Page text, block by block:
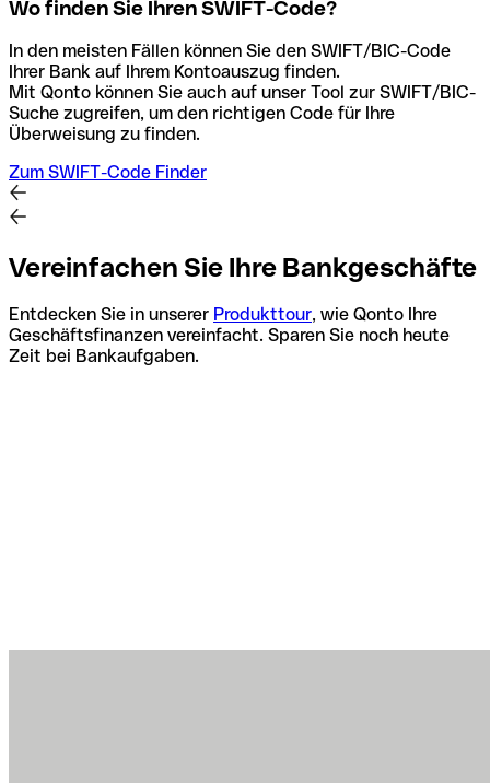
Wo finden Sie Ihren SWIFT-Code?
In den meisten Fällen können Sie den SWIFT/BIC-Code
Ihrer Bank auf Ihrem Kontoauszug finden.
Mit Qonto können Sie auch auf unser Tool zur SWIFT/BIC-
Suche zugreifen, um den richtigen Code für Ihre
Überweisung zu finden.
Zum SWIFT-Code Finder
Vereinfachen Sie Ihre Bankgeschäfte
Entdecken Sie in unserer Produkttour, wie Qonto Ihre
Geschäftsfinanzen vereinfacht. Sparen Sie noch heute
Zeit bei Bankaufgaben.